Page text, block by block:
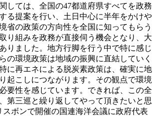
しては、全国の47都道府県すべてを政務
る提案を行い、土日中心に半年をかけや
省の政策の方向性を全国に知ってもらう
り組みを政務が直接伺う機会となり、大
りました。地方行脚を行う中で特に感じ
の環境政策は地域の振興に直結していく
に再エネによる脱炭素政策は、確実に地
起こしにつながります。その観点で環境
要性を感じています。できれば、この全
第三巡と繰り返してやって頂きたいと思
スボンで開催の国連海洋会議に政府代表